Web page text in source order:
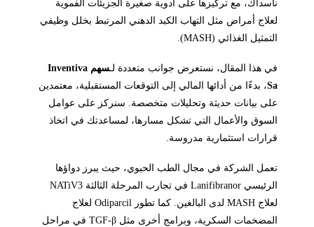
ناسداك، مع تركيزها على أدوية صغيرة الجزيئات الفموية
لعلاج أمراض مثل التهاب الكبد الدهني المرتبط بخلل وظيفي
التمثيل الغذائي (MASH).
في هذا المقال، نستعرض جوانب متعددة لـ
سهم Inventiva
Sa، بدءًا من أدائها المالي إلى التوقعات المستقبلية، معتمدين
على بيانات حديثة وتحليلات متخصصة. سنركز على عوامل
السوق والأعمال التي تشكل مسارها، لمساعدتك في اتخاذ
قرارات استثمارية مدروسة.
تعمل الشركة في مجال الطب الحيوي، حيث يبرز دواؤها
الرئيسي Lanifibranor في تجارب المرحلة الثالثة NATiV3
لعلاج MASH لدى البالغين. كما تطور Odiparcil لعلاج
المضخمات السكرية، وبرامج أخرى مثل TGF-β في مراحل